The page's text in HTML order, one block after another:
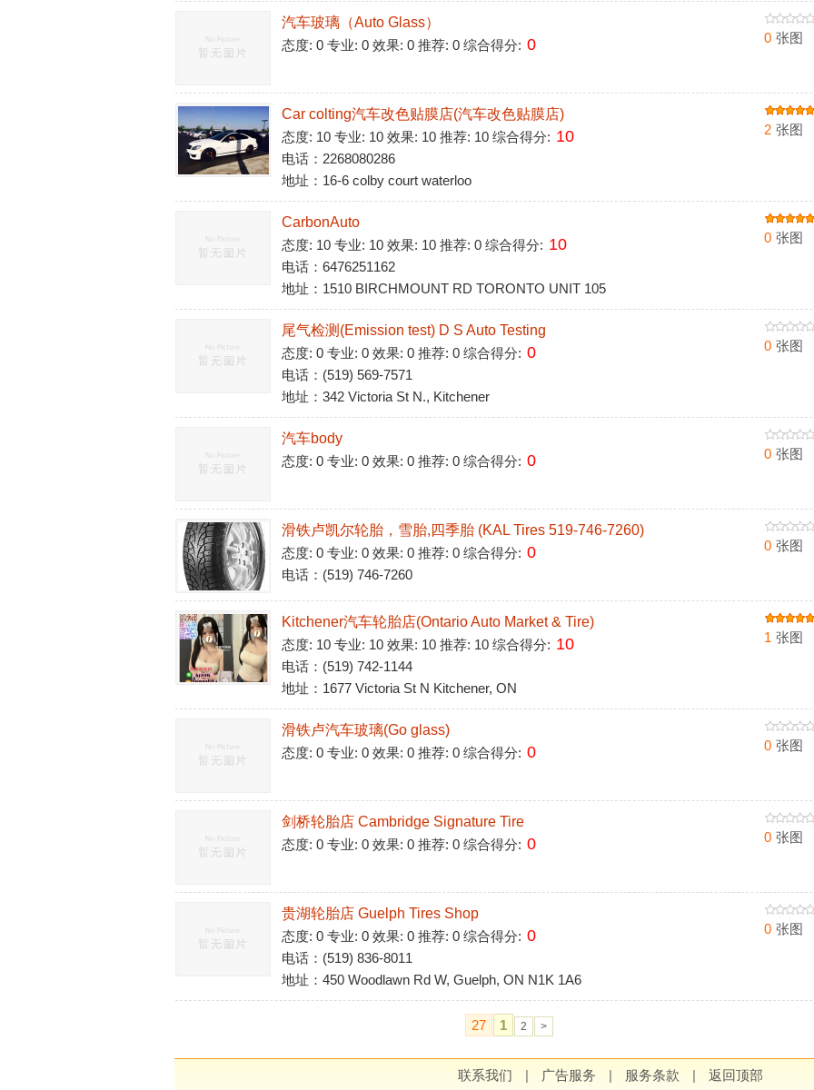
汽车玻璃（Auto Glass）
态度: 0 专业: 0 效果: 0 推荐: 0 综合得分: 0
0 张图
Car colting汽车改色贴膜店(汽车改色贴膜店)
态度: 10 专业: 10 效果: 10 推荐: 10 综合得分: 10
电话：2268080286
地址：16-6 colby court waterloo
2 张图
CarbonAuto
态度: 10 专业: 10 效果: 10 推荐: 0 综合得分: 10
电话：6476251162
地址：1510 BIRCHMOUNT RD TORONTO UNIT 105
0 张图
尾气检测(Emission test) D S Auto Testing
态度: 0 专业: 0 效果: 0 推荐: 0 综合得分: 0
电话：(519) 569-7571
地址：342 Victoria St N., Kitchener
0 张图
汽车body
态度: 0 专业: 0 效果: 0 推荐: 0 综合得分: 0
0 张图
滑铁卢凯尔轮胎，雪胎,四季胎 (KAL Tires 519-746-7260)
态度: 0 专业: 0 效果: 0 推荐: 0 综合得分: 0
电话：(519) 746-7260
0 张图
Kitchener汽车轮胎店(Ontario Auto Market & Tire)
态度: 10 专业: 10 效果: 10 推荐: 10 综合得分: 10
电话：(519) 742-1144
地址：1677 Victoria St N Kitchener, ON
1 张图
滑铁卢汽车玻璃(Go glass)
态度: 0 专业: 0 效果: 0 推荐: 0 综合得分: 0
0 张图
剑桥轮胎店 Cambridge Signature Tire
态度: 0 专业: 0 效果: 0 推荐: 0 综合得分: 0
0 张图
贵湖轮胎店 Guelph Tires Shop
态度: 0 专业: 0 效果: 0 推荐: 0 综合得分: 0
电话：(519) 836-8011
地址：450 Woodlawn Rd W, Guelph, ON N1K 1A6
0 张图
27 1 2 >
联系我们 | 广告服务 | 服务条款 | 返回顶部